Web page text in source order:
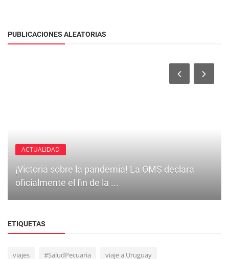
PUBLICACIONES ALEATORIAS
ACTUALIDAD
¡Victoria sobre la pandemia! La OMS declara
oficialmente el fin de la ...
ETIQUETAS
viajes #SaludPecuaria viaje a Uruguay